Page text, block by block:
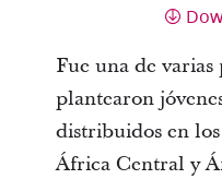
Fue una de
plantearon
distribuidos en los
África Central y